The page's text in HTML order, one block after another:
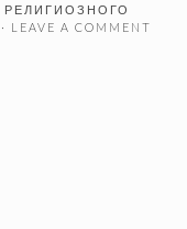
· LEAVE A COMMENT